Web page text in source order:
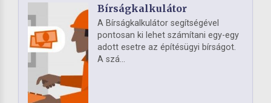
Bírságkalkulátor
A Bírságkalkulátor segítségével
pontosan ki lehet számítani egy-egy
adott esetre az építésügyi bírságot.
A szá...